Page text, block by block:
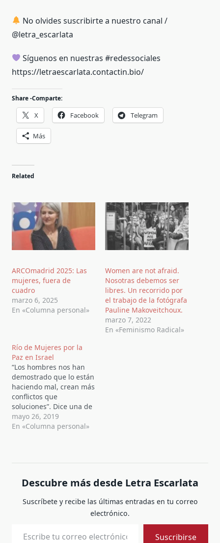
No olvides suscribirte a nuestro canal /
@letra_escarlata
Síguenos en nuestras #redessociales
https://letraescarlata.contactin.bio/
Share -Comparte:
X Facebook Telegram
Más
Related
ARCOmadrid 2025: Las
mujeres, fuera de
cuadro
marzo 6, 2025
En «Columna personal»
Women are not afraid.
Nosotras debemos ser
libres. Un recorrido por
el trabajo de la fotógrafa
Pauline Makoveitchoux.
marzo 7, 2022
En «Feminismo Radical»
Río de Mujeres por la
Paz en Israel
“Los hombres nos han
demostrado que lo están
haciendo mal, crean más
conflictos que
soluciones”. Dice una de
las líderes de “Mujeres
Activas por la Paz en
Hamás e Israel llamada
operación Margen
mayo 26, 2019
En «Columna personal»
Descubre más desde Letra Escarlata
Suscríbete y recibe las últimas entradas en tu correo
electrónico.
Suscribirse